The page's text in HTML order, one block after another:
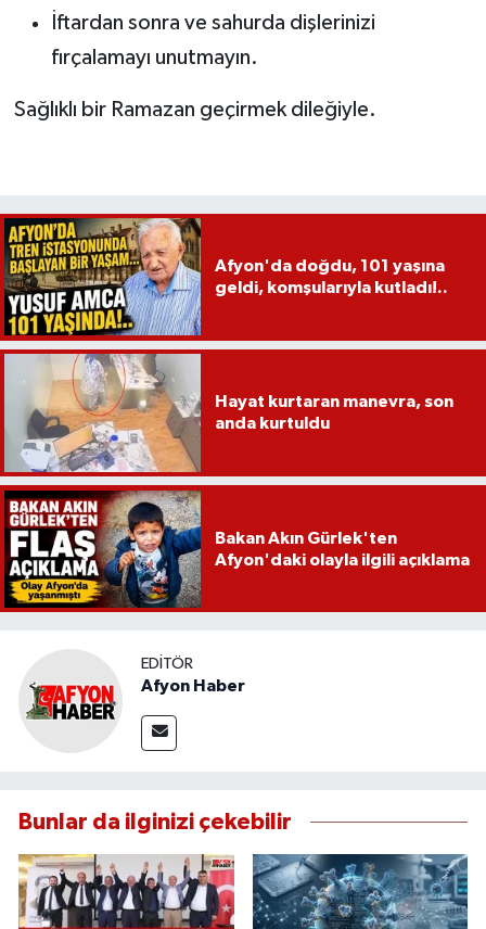
İftardan sonra ve sahurda dişlerinizi
fırçalamayı unutmayın.
Sağlıklı bir Ramazan geçirmek dileğiyle.
Afyon'da doğdu, 101 yaşına
geldi, komşularıyla kutladı!..
Hayat kurtaran manevra, son
anda kurtuldu
Bakan Akın Gürlek'ten
Afyon'daki olayla ilgili açıklama
EDITÖR
Afyon Haber
Bunlar da ilginizi çekebilir